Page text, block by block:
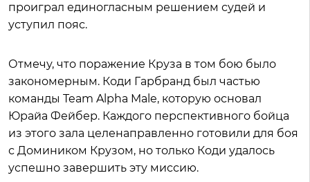
проиграл единогласным решением судей и
уступил пояс.
Отмечу, что поражение Круза в том бою было
закономерным. Коди Гарбранд был частью
команды Team Alpha Male, которую основал
Юрайа Фейбер. Каждого перспективного бойца
из этого зала целенаправленно готовили для боя
с Домиником Крузом, но только Коди удалось
успешно завершить эту миссию.